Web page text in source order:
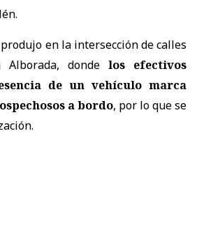
en la intersección de calles
Alborada, donde los efectivos
de un vehículo marca
a bordo, por lo que se